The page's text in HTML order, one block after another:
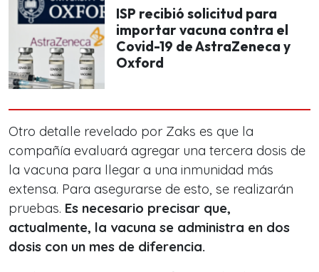
ISP recibió solicitud para
importar vacuna contra el
Covid-19 de AstraZeneca y
Oxford
Otro detalle revelado por Zaks es que la
compañía evaluará agregar una tercera dosis de
la vacuna para llegar a una inmunidad más
extensa. Para asegurarse de esto, se realizarán
pruebas. Es necesario precisar que,
actualmente, la vacuna se administra en dos
dosis con un mes de diferencia.